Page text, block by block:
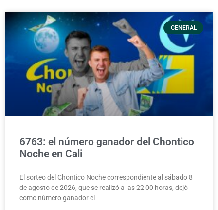
GENERAL
6763: el número ganador del Chontico
Noche en Cali
El sorteo del Chontico Noche correspondiente al sábado 8
de agosto de 2026, que se realizó a las 22:00 horas, dejó
como número ganador el